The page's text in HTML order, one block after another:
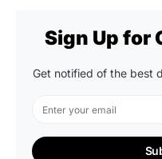
Sign Up for
Get notified of the best